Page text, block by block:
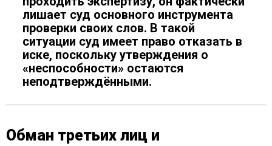
лишает суд основного инструмента
проверки своих слов. В такой
ситуации суд имеет право отказать в
иске, поскольку утверждения о
«неспособности» остаются
неподтверждёнными.
Обман третьих лиц и